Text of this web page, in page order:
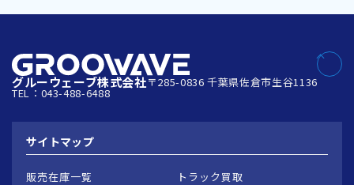
グルーウェーブ株式会社〒285-0836 千葉県佐倉市生谷1136
TEL：043-488-6488
サイトマップ
販売在庫一覧
トラック買取